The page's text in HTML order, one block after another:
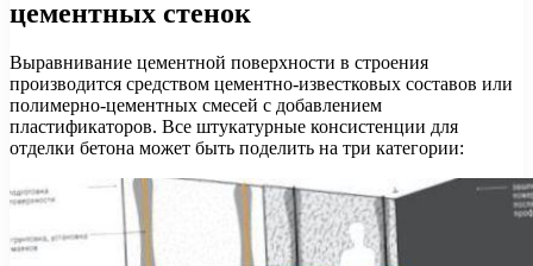
цементных стенок
Выравнивание цементной поверхности в строения
производится средством цементно-известковых составов или
полимерно-цементных смесей с добавлением
пластификаторов. Все штукатурные консистенции для
отделки бетона может быть поделить на три категории: